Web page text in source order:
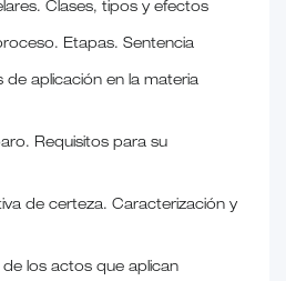
Clases, tipos y efectos
Etapas. Sentencia
aplicación en la materia
Requisitos para su
de certeza. Caracterización y
los actos que aplican